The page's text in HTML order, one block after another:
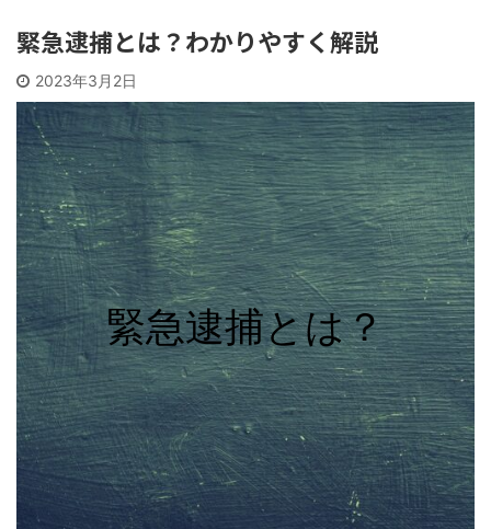
緊急逮捕とは？わかりやすく解説
2023年3月2日
緊急逮捕とは？